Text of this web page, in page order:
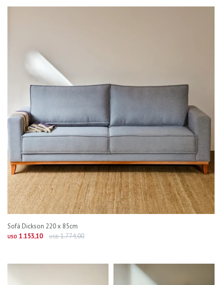
Sofá Dickson 220 x 85cm
USD 1.153,10 USD 1.774,00